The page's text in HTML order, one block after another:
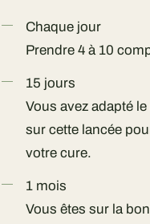
Chaque jour
Prendre 4 à 10
15 jours
Vous avez adapté
sur cette lancée
votre cure.
1 mois
Vous êtes sur la